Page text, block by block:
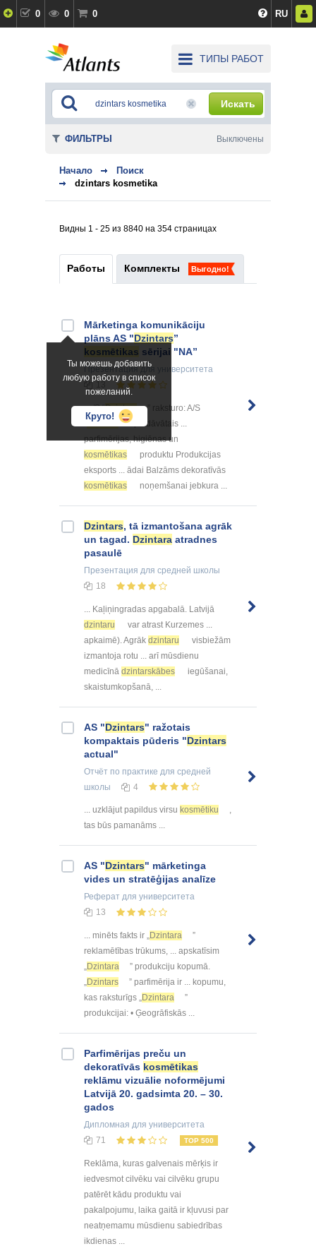
0 0 0 RU
ТИПЫ РАБОТ
Искать
Начало
Поиск
dzintars kosmetika
Видны 1 - 25 из 8840 на 354 страницах
Работы Комплекты Выгодно!
Ты можешь добавить
любую работу в список
пожеланий.
Круто!
Mārketinga komunikāciju
plāns AS "Dzintars”
kosmētikas sērijai "NA”
Презентациядля университета
... /S “Dzintars
” raksturo: A/S
Dzintars
” piedāvātais ...
parfimērijas, higiēnas un
kosmētikas
produktu Produkcijas
eksports ... ādai Balzāms dekoratīvās
kosmētikas
noņemšanai jebkura ...
Dzintars, tā izmantošana agrāk
un tagad. Dzintara atradnes
pasaulē
Презентация для средней школы
18
... Kaļiņingradas apgabalā. Latvijā
dzintaru
var atrast Kurzemes ...
apkaimē). Agrāk dzintaru
visbiežām
izmantoja rotu ... arī mūsdienu
medicīnā dzintarskābes
iegūšanai,
skaistumkopšanā, ...
AS "Dzintars" ražotais
kompaktais pūderis "Dzintars
actual"
Отчёт по практике для средней
школы
4
... uzklājut papildus virsu kosmētiku
,
tas būs pamanāms ...
AS "Dzintars" mārketinga
vides un stratēģijas analīze
Реферат для университета
13
... minēts fakts ir „Dzintara
”
reklamētības trūkums, ... apskatīsim
„Dzintara
” produkciju kopumā.
„Dzintars
” parfimērija ir ... kopumu,
kas raksturīgs „Dzintara
”
produkcijai: • Ģeogrāfiskās ...
Parfimērijas preču un
dekoratīvās kosmētikas
reklāmu vizuālie noformējumi
Latvijā 20. gadsimta 20. – 30.
gados
Дипломная для университета
71
TOP 500
Reklāma, kuras galvenais mērķis ir
iedvesmot cilvēku vai cilvēku grupu
patērēt kādu produktu vai
pakalpojumu, laika gaitā ir kļuvusi par
neatņemamu mūsdienu sabiedrības
ikdienas ...
ФИЛЬТРЫ Выключены